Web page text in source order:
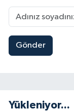
Gönder
Yükleniyor...